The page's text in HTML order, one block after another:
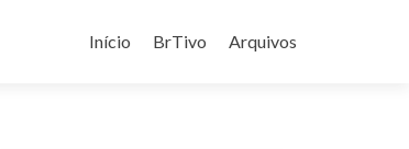
para
Início BrTivo Arquivos